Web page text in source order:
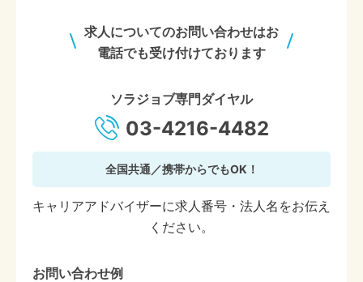
求人についてのお問い合わせはお
電話でも受け付けております
ソラジョブ専門ダイヤル
03-4216-4482
全国共通／携帯からでもOK！
キャリアアドバイザーに求人番号・法人名をお伝え
ください。
お問い合わせ例